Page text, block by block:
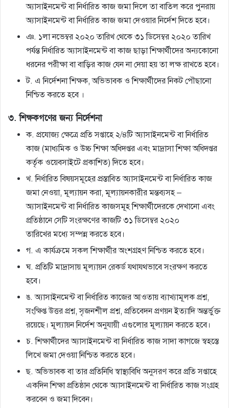
অ্যাসাইনমেন্ট বা নির্ধারিত কাজ জমা দিলে তা বাতিল করে পুনরায়
অ্যাসাইনমেন্ট বা নির্ধারিত কাজ জমা দেওয়ার নির্দেশ দিতে হবে।
ঞ. ১লা নভেম্বর ২০২০ তারিখ থেকে ৩১ ডিসেম্বর ২০২০ তারিখ
পর্যন্ত নির্ধারিত অ্যাসাইনমেন্ট বা কাজ ছাড়া শিক্ষার্থীদের অন্যকোনাে
ধরনের পরীক্ষা বা বাড়ির কাজ যেন না দেয়া হয় তা লক্ষ রাখতে হবে।
ট. এ নির্দেশনা শিক্ষক, অভিভাবক ও শিক্ষার্থীদের নিকট পৌছানাে
নিশ্চিত করতে হবে ।
৩. শিক্ষকগণের জন্য নির্দেশনা
ক. প্রযােজ্য ক্ষেত্রে প্রতি সপ্তাহে ২/৪টি অ্যাসাইনমেন্ট বা নির্ধারিত
কাজ (মাধ্যমিক ও উচ্চ শিক্ষা অধিদপ্তর এবং মাদ্রাসা শিক্ষা অধিদপ্তর
কর্তৃক ওয়েবসাইটে প্রকাশিত) দিতে হবে।
খ. নির্ধারিত বিষয়সমূহের প্রস্তাবিত অ্যাসাইনমেন্ট বা নির্ধারিত কাজ
জমা নেওয়া, মূল্যায়ন করা, মূল্যায়নকারীর মন্তব্যসহ –
অ্যাসাইনমেন্ট বা নির্ধারিত কাজসমূহ শিক্ষার্থীদেরকে দেখানাে এবং
প্রতিষ্ঠানে সেটি সংরক্ষণের কাজটি ৩১ ডিসেম্বর ২০২০
তারিখের মধ্যে সম্পন্ন করতে হবে।
গ. এ কার্যক্রমে সকল শিক্ষার্থীর অংশগ্রহণ নিশ্চিত করতে হবে।
ঘ. প্রতিটি মাদ্রাসায় মূল্যায়ন রেকর্ড যথাযথভাবে সংরক্ষণ করতে
হবে।
ঙ. অ্যাসাইনমেন্ট বা নির্ধারিত কাজের আওতায় ব্যাখ্যামূলক প্রশ্ন,
সংক্ষিপ্ত উত্তর প্রশ্ন, সৃজনশীল প্রশ্ন, প্রতিবেদন প্রণয়ন ইত্যাদি অন্তর্ভুক্ত
রয়েছে। মূল্যায়ন নির্দেশ অনুযায়ী এগুলাের মূল্যায়ন করতে হবে।
চ. শিক্ষার্থীদের অ্যাসাইনমেন্ট বা নির্ধারিত কাজ সাদা কাগজে স্বহস্তে
লিখে জমা দেওয়া নিশ্চিত করতে হবে।
ছ. অভিভাবক বা তার প্রতিনিধি স্বাস্থ্যবিধি অনুসরণ করে প্রতি সপ্তাহে
একদিন শিক্ষা প্রতিষ্ঠান থেকে অ্যাসাইনমেন্ট বা নির্ধারিত কাজ সংগ্রহ
করবেন ও জমা দিবেন।